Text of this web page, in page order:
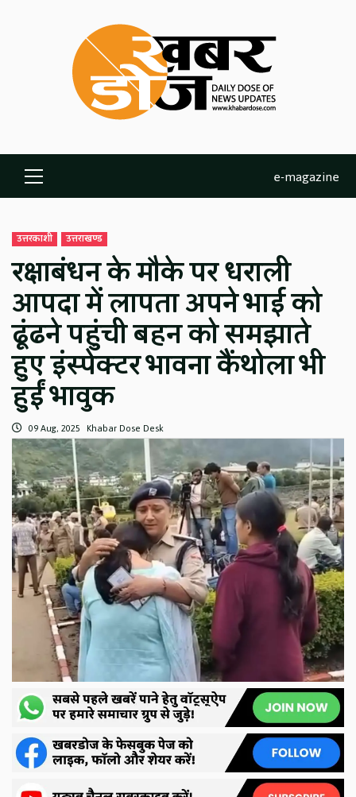
Primary
Menu
e-magazine
उत्तरकाशी उत्तराखण्ड
रक्षाबंधन के मौके पर धराली
आपदा में लापता अपने भाई को
ढूंढने पहुंची बहन को समझाते
हुए इंस्पेक्टर भावना कैंथोला भी
हुईं भावुक
09 Aug, 2025 Khabar Dose Desk